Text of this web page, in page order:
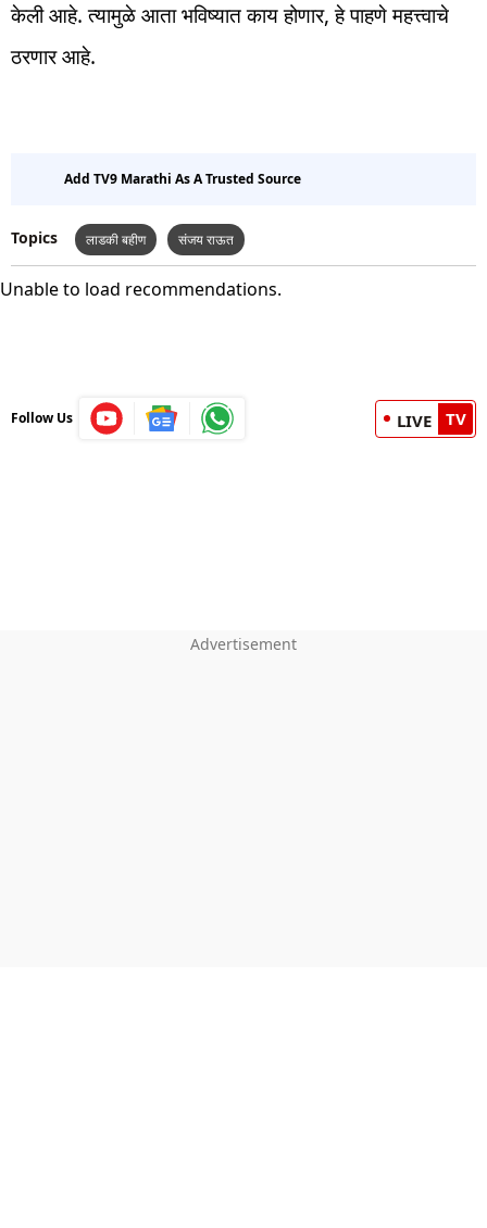
केली आहे. त्यामुळे आता भविष्यात काय होणार, हे पाहणे महत्त्वाचे
ठरणार आहे.
Add TV9 Marathi As A Trusted Source
Topics लाडकी बहीण संजय राऊत
Unable to load recommendations.
Follow Us LIVE TV